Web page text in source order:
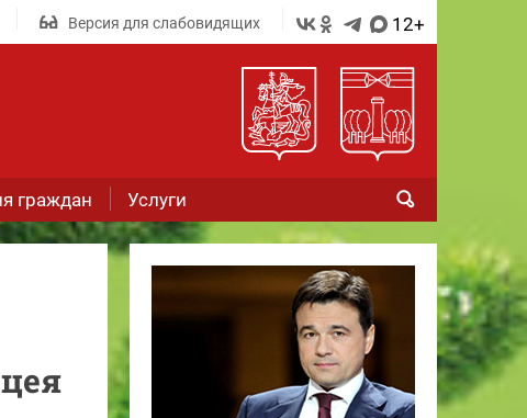
Версия для слабовидящих 12+
граждан Услуги